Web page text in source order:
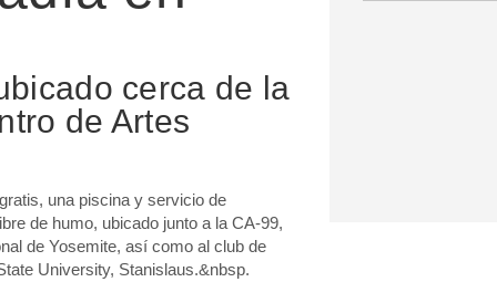
cerca de la
de Artes
una piscina y servicio de
de humo, ubicado junto a la CA-99,
de Yosemite, así como al club de
University, Stanislaus.&nbsp.